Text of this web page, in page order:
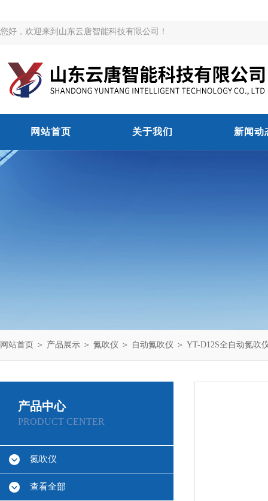
您好，欢迎来到山东云唐智能科技有限公司！
网站首页 关于我们 新闻动
网站首页 ＞ 产品展示 ＞ 氮吹仪 ＞ 自动氮吹仪 ＞ YT-D12S全自动氮吹
产品中心
PRODUCT CENTER
氮吹仪
查看全部